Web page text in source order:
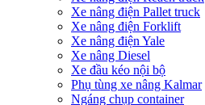
Xe nâng điện Pallet truck
Xe nâng điện Forklift
Xe nâng điện Yale
Xe nâng Diesel
Xe đầu kéo nội bộ
Phụ tùng xe nâng Kalmar
Ngáng chụp container